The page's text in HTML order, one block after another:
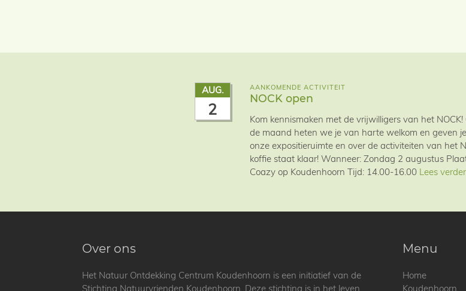
AUG.
2
AANKOMENDE ACTIVITEIT
NOCK open
Kom kennismaken met de vrijwilligers van het
de maand heten we je van harte welkom en geven
onze expositieruimte en over de activiteiten van het
koffie staat klaar! Wanneer: Zondag 2 augustus
Coazy op Koudenhoorn Tijd: 14.00-16.00 Lees verder
Over ons
Het Natuur Ontdekking Centrum Koudenhoorn is een initiatief van de
Stichting Natuurvrienden Koudenhoorn. Deze stichting is in het leven
Menu
Home
Koudenhoorn